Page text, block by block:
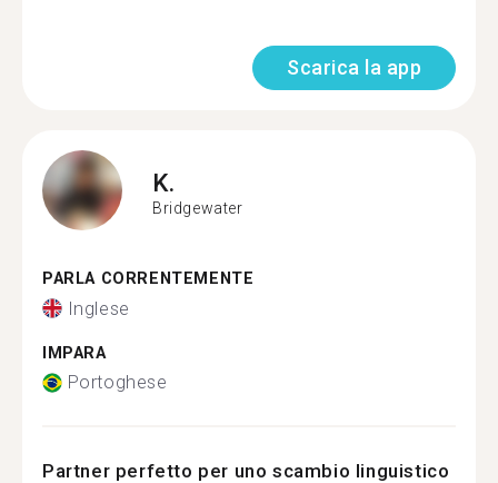
Scarica la app
K.
Bridgewater
PARLA CORRENTEMENTE
Inglese
IMPARA
Portoghese
Partner perfetto per uno scambio linguistico